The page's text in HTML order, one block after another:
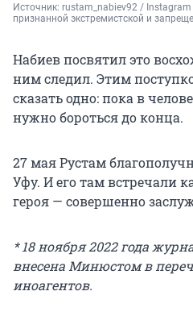
Источник: rustam_nabiev92 /
признанной экстремистской и
Набиев посвятил это
ним следил. Этим
сказать одно: пока в
нужно бороться до конца.
27 мая Рустам
Уфу. И его там встречали
героя — совершенно
* 18 ноября 2022 года
внесена Минюстом в
иноагентов.